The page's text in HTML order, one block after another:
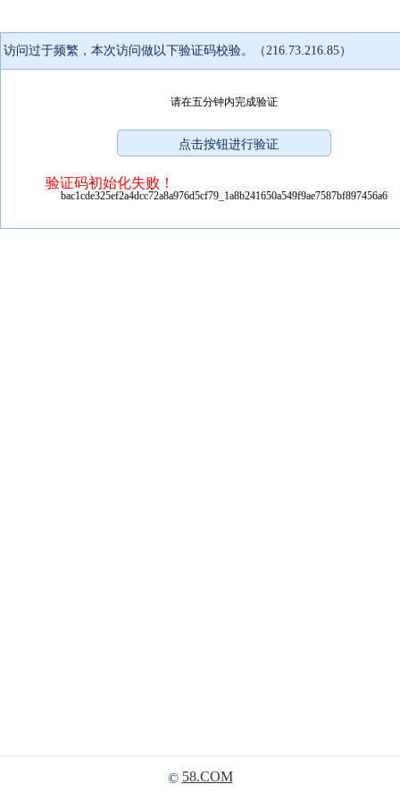
访问过于频繁，本次访问做以下验证码校验。（216.73.216.85）
请在五分钟内完成验证
验证码初始化失败！
bac1cde325ef2a4dcc72a8a976d5cf79_1a8b241650a549f9ae7587bf897456a6
© 58.COM